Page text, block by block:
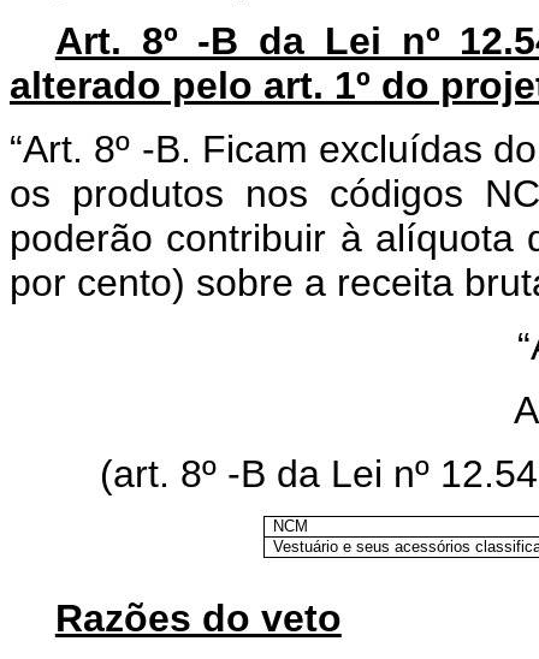
Art. 8º -B da Lei nº
alterado pelo art. 1º do
“Art. 8º -B. Ficam excluídas
os produtos nos códigos
poderão contribuir à alíquota
por cento) sobre a receita
(art. 8º -B da Lei nº
NCM
Vestuário e seus acessórios
Razões do veto